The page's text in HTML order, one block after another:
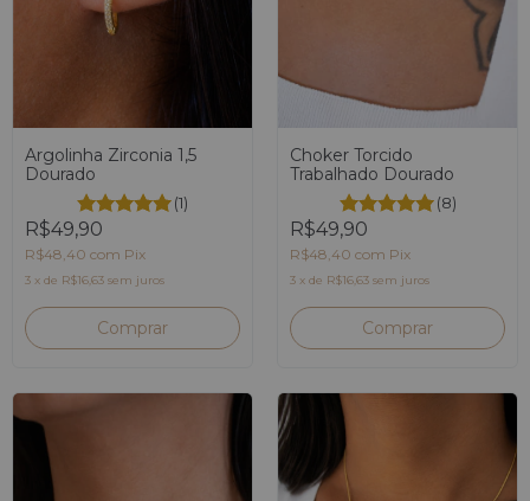
Argolinha Zirconia 1,5
Dourado
(1)
R$49,90
R$48,40 com Pix
3 x de R$16,63 sem juros
Choker Torcido
Trabalhado Dourado
(8)
R$49,90
R$48,40 com Pix
3 x de R$16,63 sem juros